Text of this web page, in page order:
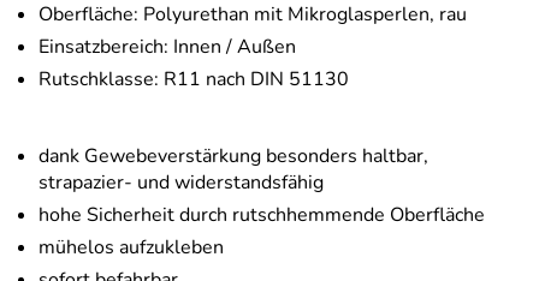
Oberfläche: Polyurethan mit Mikroglasperlen, rau
Einsatzbereich: Innen / Außen
Rutschklasse: R11 nach DIN 51130
dank Gewebeverstärkung besonders haltbar,
strapazier- und widerstandsfähig
hohe Sicherheit durch rutschhemmende Oberfläche
mühelos aufzukleben